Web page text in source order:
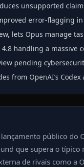
unsupported
error‑flagging in
lets Opus manage
handling a
pending
from OpenAI’s Codex
público do
que supera o
de rivais como a